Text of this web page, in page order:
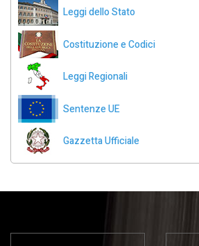
Leggi dello Stato
Costituzione e Codici
Leggi Regionali
Sentenze UE
Gazzetta Ufficiale